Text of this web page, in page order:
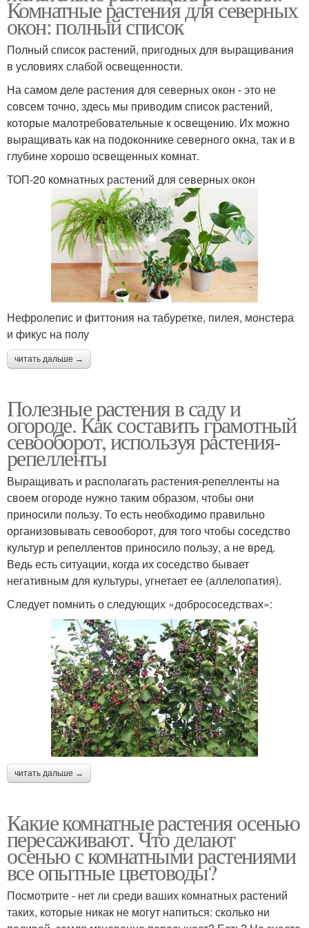
Комнатные растения для северных
окон: полный список
Полный список растений, пригодных для выращивания
в условиях слабой освещенности.
На самом деле растения для северных окон - это не
совсем точно, здесь мы приводим список растений,
которые малотребовательные к освещению. Их можно
выращивать как на подоконнике северного окна, так и в
глубине хорошо освещенных комнат.
ТОП-20 комнатных растений для северных окон
Нефролепис и фиттония на табуретке, пилея, монстера
и фикус на полу
читать дальше →
Полезные растения в саду и
огороде. Как составить грамотный
севооборот, используя растения-
репелленты
Выращивать и располагать растения-репелленты на
своем огороде нужно таким образом, чтобы они
приносили пользу. То есть необходимо правильно
организовывать севооборот, для того чтобы соседство
культур и репеллентов приносило пользу, а не вред.
Ведь есть ситуации, когда их соседство бывает
негативным для культуры, угнетает ее (аллелопатия).
Следует помнить о следующих «добрососедствах»:
читать дальше →
Какие комнатные растения осенью
пересаживают. Что делают
осенью с комнатными растениями
все опытные цветоводы?
Посмотрите - нет ли среди ваших комнатных растений
таких, которые никак не могут напиться: сколько ни